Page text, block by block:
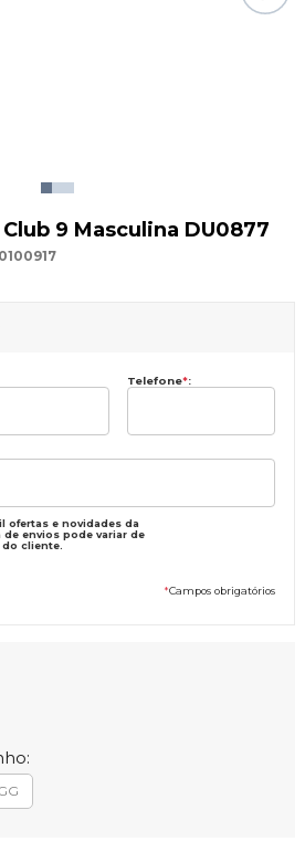
9 Masculina DU0877
Telefone*:
ofertas e novidades da
envios pode variar de
cliente.
*Campos obrigatórios